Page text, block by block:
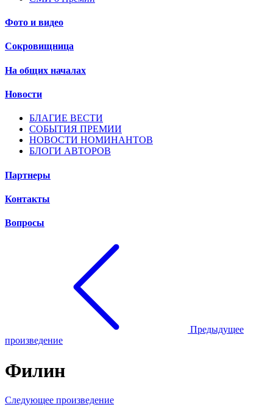
Фото и видео
Сокровищница
На общих началах
Новости
БЛАГИЕ ВЕСТИ
СОБЫТИЯ ПРЕМИИ
НОВОСТИ НОМИНАНТОВ
БЛОГИ АВТОРОВ
Партнеры
Контакты
Вопросы
Предыдущее
произведение
Филин
Следующее произведение